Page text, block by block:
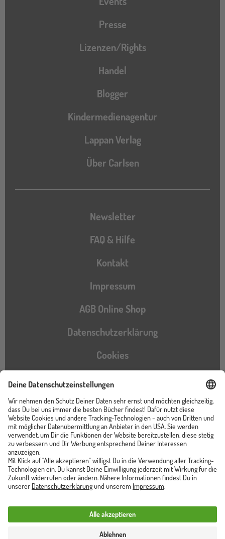
Presse
Lizenzen/Rights
Handel
Blogger
Kindermedienagentur
Lappan Verlag
Über Carlsen
Newsletter
FAQ & Hilfe
Kontakt
Impressum
AGB Online Shop
Datenschutzerklärung
Cookies
Barrierefreiheitserklärung
Instagram
TikTokPinterestYouTubeFacebook
Unser Shop ist von
Trusted Shops zertifiziert